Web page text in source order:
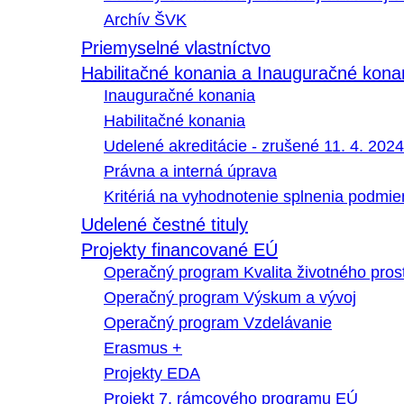
Archív ŠVK
Priemyselné vlastníctvo
Habilitačné konania a Inauguračné
Inauguračné konania
Habilitačné konania
Udelené akreditácie - zrušené 11. 4. 2024
Právna a interná úprava
Kritériá na vyhodnotenie splnenia
Udelené čestné tituly
Projekty financované EÚ
Operačný program Kvalita životného
Operačný program Výskum a vývoj
Operačný program Vzdelávanie
Erasmus +
Projekty EDA
Projekt 7. rámcového programu EÚ